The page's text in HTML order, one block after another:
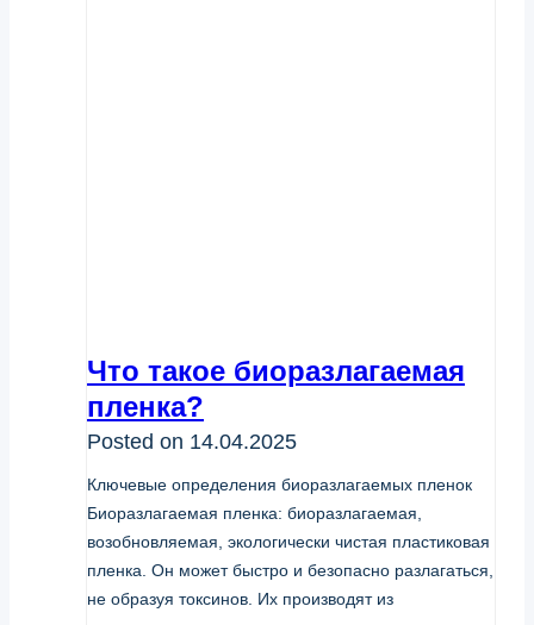
Что такое биоразлагаемая
пленка?
Posted on 14.04.2025
Ключевые определения биоразлагаемых пленок
Биоразлагаемая пленка: биоразлагаемая,
возобновляемая, экологически чистая пластиковая
пленка. Он может быстро и безопасно разлагаться,
не образуя токсинов. Их производят из